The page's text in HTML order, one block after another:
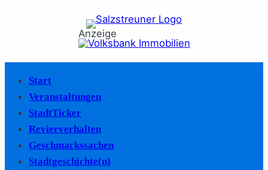
Anzeige
Start
Veranstaltungen
StadtTicker
Revierverhalten
Geschmackssachen
Stadtgeschichte(n)